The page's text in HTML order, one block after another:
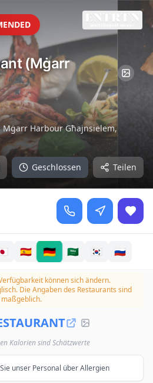
Geschlossen Teilen
(Mġarr
Mġarr Harbour Għajnsielem,
🇪🇸 🇩🇪 🇸🇦 🇰🇷 🇷🇺
können sich ändern.
Die Angaben des Restaurants sind
maßgeblich.
Kalorien sind Schätzwerte
unser Personal über Allergien